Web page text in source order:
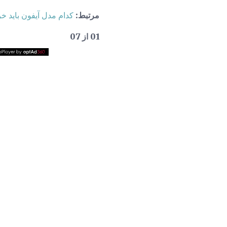
مرتبط: کدام مدل آیفون باید
01 از 07